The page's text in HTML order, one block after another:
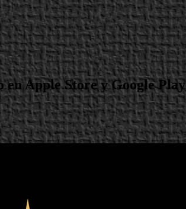
Apple Store y Google Play